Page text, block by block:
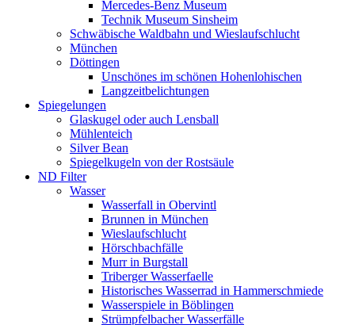
Mercedes-Benz Museum
Technik Museum Sinsheim
Schwäbische Waldbahn und Wieslaufschlucht
München
Döttingen
Unschönes im schönen Hohenlohischen
Langzeitbelichtungen
Spiegelungen
Glaskugel oder auch Lensball
Mühlenteich
Silver Bean
Spiegelkugeln von der Rostsäule
ND Filter
Wasser
Wasserfall in Obervintl
Brunnen in München
Wieslaufschlucht
Hörschbachfälle
Murr in Burgstall
Triberger Wasserfaelle
Historisches Wasserrad in Hammerschmiede
Wasserspiele in Böblingen
Strümpfelbacher Wasserfälle